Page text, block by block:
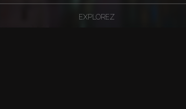
EXPLOREZ